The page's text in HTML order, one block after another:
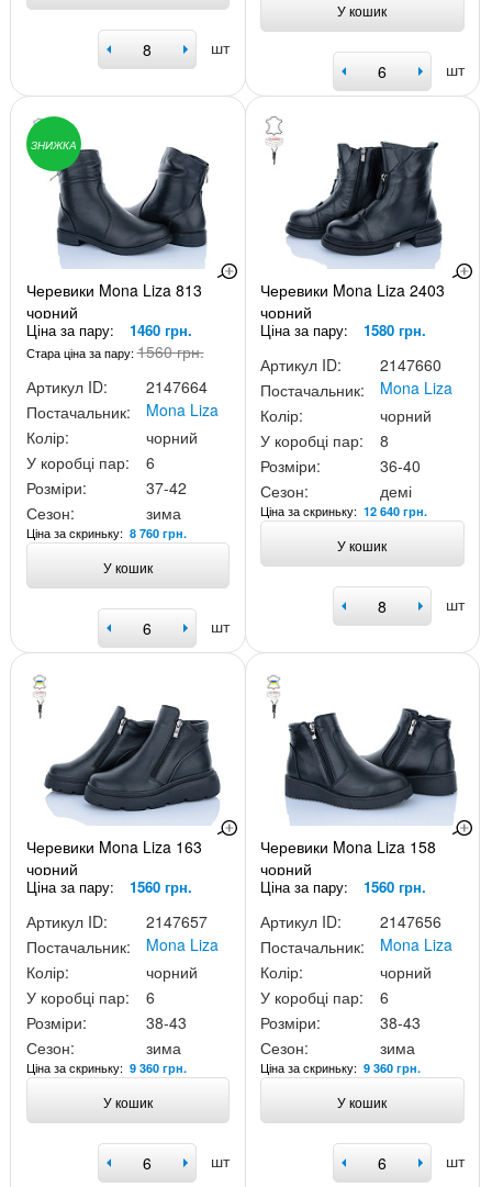
шт
У кошик
шт
ЗНИЖКА
Черевики Mona Liza 813
чорний
Ціна за пару: 1460 грн.
Стара ціна за пару:1560 грн.
Артикул ID:
2147664
Постачальник:
Mona Liza
Колір:
чорний
У коробці пар:
6
Розміри:
37-42
Сезон:
зима
Ціна за скриньку: 8 760 грн.
У кошик
шт
Черевики Mona Liza 2403
чорний
Ціна за пару: 1580 грн.
Артикул ID:
2147660
Постачальник:
Mona Liza
Колір:
чорний
У коробці пар:
8
Розміри:
36-40
Сезон:
демі
Ціна за скриньку:12 640 грн.
У кошик
шт
Черевики Mona Liza 163
чорний
Ціна за пару: 1560 грн.
Артикул ID:
2147657
Постачальник:
Mona Liza
Колір:
чорний
У коробці пар:
6
Розміри:
38-43
Сезон:
зима
Ціна за скриньку: 9 360 грн.
У кошик
шт
Черевики Mona Liza 158
чорний
Ціна за пару: 1560 грн.
Артикул ID:
2147656
Постачальник:
Mona Liza
Колір:
чорний
У коробці пар:
6
Розміри:
38-43
Сезон:
зима
Ціна за скриньку:9 360 грн.
У кошик
шт